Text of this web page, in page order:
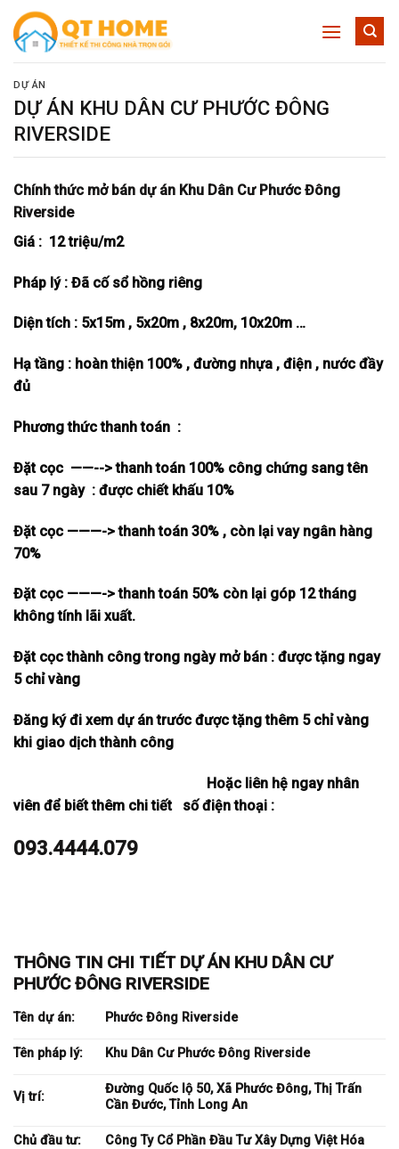
Skip
content
DỰ ÁN
DỰ ÁN KHU DÂN CƯ PHƯỚC ĐÔNG
RIVERSIDE
Chính thức mở bán dự án Khu Dân Cư Phước Đông
Riverside
Giá : 12 triệu/m2
Pháp lý : Đã cố sổ hồng riêng
Diện tích : 5x15m , 5x20m , 8x20m, 10x20m …
Hạ tầng : hoàn thiện 100% , đường nhựa , điện , nước đầy
đủ
Phương thức thanh toán :
Đặt cọc ——--> thanh toán 100% công chứng sang tên
sau 7 ngày : được chiết khấu 10%
Đặt cọc ———-> thanh toán 30% , còn lại vay ngân hàng
70%
Đặt cọc ———-> thanh toán 50% còn lại góp 12 tháng
không tính lãi xuất.
Đặt cọc thành công trong ngày mở bán : được tặng ngay
5 chỉ vàng
Đăng ký đi xem dự án trước được tặng thêm 5 chỉ vàng
khi giao dịch thành công
Hoặc liên hệ ngay nhân
viên để biết thêm chi tiết số điện thoại :
093.4444.079
THÔNG TIN CHI TIẾT DỰ ÁN KHU DÂN CƯ
PHƯỚC ĐÔNG RIVERSIDE
Tên dự án: Phước Đông Riverside
Tên pháp lý: Khu Dân Cư Phước Đông Riverside
Vị trí:
Đường Quốc lộ 50, Xã Phước Đông, Thị Trấn
Cần Đước, Tỉnh Long An
Chủ đầu tư: Công Ty Cổ Phần Đầu Tư Xây Dựng Việt Hóa